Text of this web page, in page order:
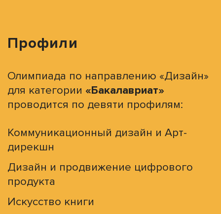
Профили
Олимпиада по направлению «Дизайн»
для категории «Бакалавриат»
проводится по девяти профилям:
Коммуникационный дизайн и Арт-
дирекшн
Дизайн и продвижение цифрового
продукта
Искусство книги